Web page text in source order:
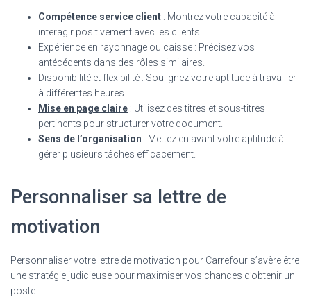
Compétence service client : Montrez votre capacité à
interagir positivement avec les clients.
Expérience en rayonnage ou caisse : Précisez vos
antécédents dans des rôles similaires.
Disponibilité et flexibilité : Soulignez votre aptitude à travailler
à différentes heures.
Mise en page claire : Utilisez des titres et sous-titres
pertinents pour structurer votre document.
Sens de l’organisation : Mettez en avant votre aptitude à
gérer plusieurs tâches efficacement.
Personnaliser sa lettre de
motivation
Personnaliser votre lettre de motivation pour Carrefour s’avère être
une stratégie judicieuse pour maximiser vos chances d’obtenir un
poste.